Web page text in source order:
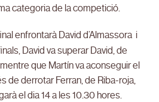
categoria de la competició.
enfrontarà David d’Almassora i
David va superar David, de
que Martín va aconseguir el
de derrotar Ferran, de Riba-roja,
el dia 14 a les 10.30 hores.